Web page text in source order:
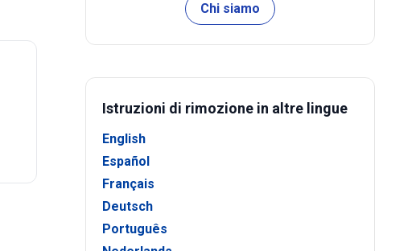
Chi siamo
Istruzioni di rimozione in altre lingue
English
Español
Français
Deutsch
Português